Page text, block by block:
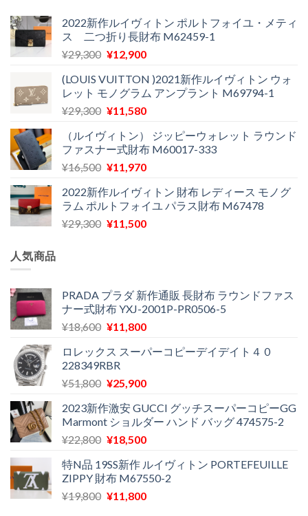
¥24,000
で
し
は
¥11,900
で
2022新作ルイヴィトン ポルトフォイユ・メティ
ス 二つ折り長財布 M62459-1
¥29,300 元
価
格
は
で
し
た。
¥12,900現
の
価
格
¥12,900
で
す。
(LOUIS VUITTON )2021新作ルイヴィトン ウォ
レット モノグラム アンプラント M69794-1
¥29,300 元
価
格
は
で
し
た。
¥11,580現
の
価
格
¥11,580
で
す。
（ルイヴィトン） ジッピーウォレット ラウンド
ファスナー式財布 M60017-333
¥16,500 元
価
格
は
¥11,970現
の
価
格
2022新作ルイヴィトン 財布 レディース モノグ
ラム ポルトフォイユ パラス財布 M67478
¥29,300 元
¥29,300
で
し
¥11,500現
は
¥11,500
で
人気商品
PRADA プラダ 新作通販 長財布 ラウンドファス
ナー式財布 YXJ-2001P-PR0506-5
¥18,600 元
価
格
は
で
し
た。
¥11,800現
の
格
¥11,800
で
す。
ロレックス スーパーコピーデイデイト４０
228349RBR
¥51,800 元
価
格
は
で
し
た。
¥25,900現
の
価
格
¥25,900
で
す。
2023新作激安 GUCCI グッチスーパーコピーGG
Marmont ショルダー ハンド バッグ 474575-2
¥22,800 元
価
格
は
¥18,500現
の
価
格
特N品 19SS新作 ルイヴィトン PORTEFEUILLE
ZIPPY 財布 M67550-2
¥19,800 元
¥11,800現